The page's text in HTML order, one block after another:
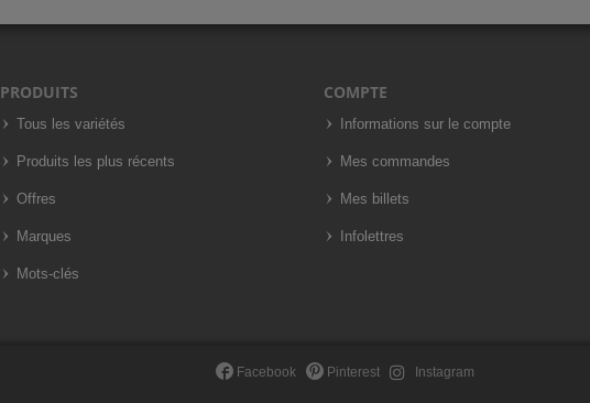
PRODUITS
Tous les variétés
Produits les plus récents
Offres
Marques
Mots-clés
COMPTE
Informations sur le compte
Mes commandes
Mes billets
Infolettres
Facebook Pinterest Instagram